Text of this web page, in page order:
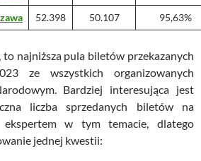
52.398 50.107 95,63%
to najniższa pula biletów przekazanych
ze wszystkich organizowanych
Bardziej interesująca jest
liczba sprzedanych biletów na
w tym temacie, dlatego
jednej kwestii: